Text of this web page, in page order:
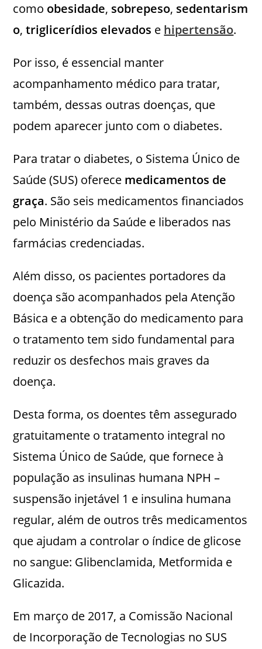
como obesidade, sobrepeso, sedentarism
o,triglicerídios elevados e hipertensão.
Por isso, é essencial manter
acompanhamento médico para tratar,
também, dessas outras doenças, que
podem aparecer junto com o diabetes.
Para tratar o diabetes, o Sistema Único de
Saúde (SUS) oferece medicamentos de
graça. São seis medicamentos financiados
pelo Ministério da Saúde e liberados nas
farmácias credenciadas.
Além disso, os pacientes portadores da
doença são acompanhados pela Atenção
Básica e a obtenção do medicamento para
o tratamento tem sido fundamental para
reduzir os desfechos mais graves da
doença.
Desta forma, os doentes têm assegurado
gratuitamente o tratamento integral no
Sistema Único de Saúde, que fornece à
população as insulinas humana NPH –
suspensão injetável 1 e insulina humana
regular, além de outros três medicamentos
que ajudam a controlar o índice de glicose
no sangue: Glibenclamida, Metformida e
Glicazida.
Em março de 2017, a Comissão Nacional
de Incorporação de Tecnologias no SUS